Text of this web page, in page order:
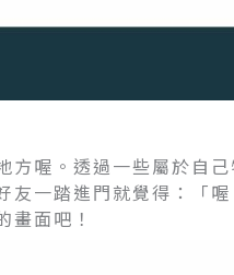
喔。透過一些屬於自
一踏進門就覺得：「
面吧！